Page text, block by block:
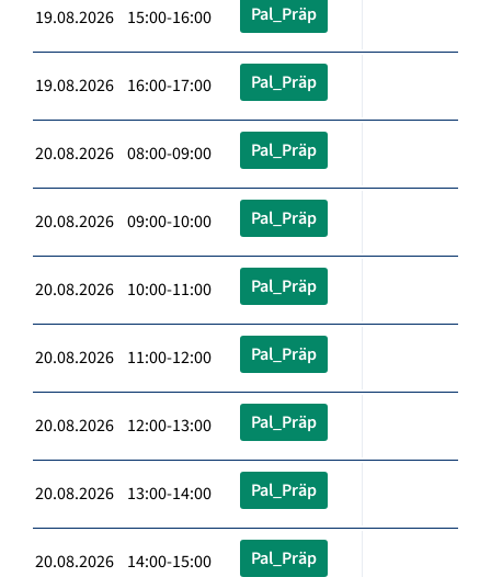
19.08.2026 15:00-16:00 Pal_Präp
19.08.2026 16:00-17:00 Pal_Präp
20.08.2026 08:00-09:00 Pal_Präp
20.08.2026 09:00-10:00 Pal_Präp
20.08.2026 10:00-11:00 Pal_Präp
20.08.2026 11:00-12:00 Pal_Präp
20.08.2026 12:00-13:00 Pal_Präp
20.08.2026 13:00-14:00 Pal_Präp
20.08.2026 14:00-15:00 Pal_Präp